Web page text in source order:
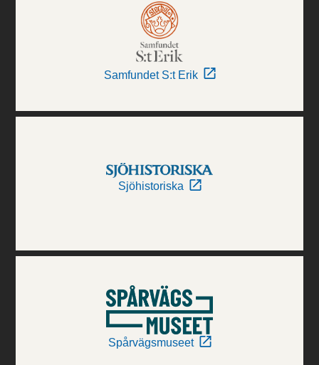
Samfundet S:t Erik
Sjöhistoriska
Spårvägsmuseet